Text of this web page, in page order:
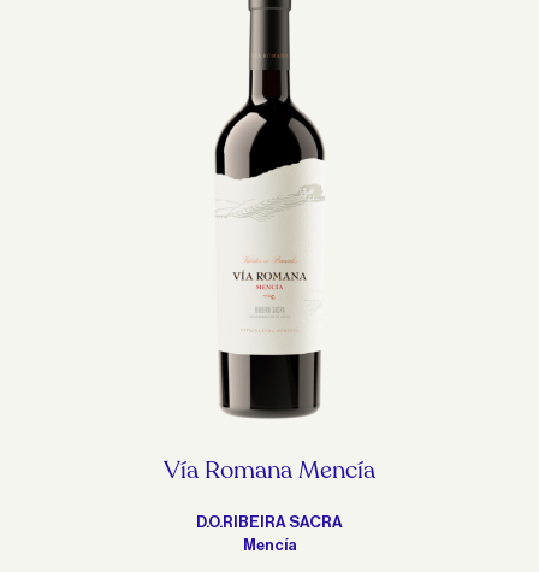
Vía Romana Mencía
D.O.RIBEIRA SACRA
Mencía